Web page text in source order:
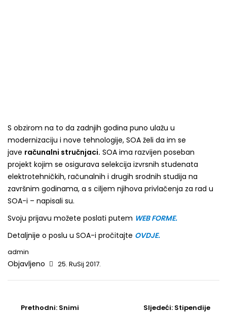
S obzirom na to da zadnjih godina puno ulažu u
modernizaciju i nove tehnologije, SOA želi da im se
jave računalni stručnjaci. SOA ima razvijen poseban
projekt kojim se osigurava selekcija izvrsnih studenata
elektrotehničkih, računalnih i drugih srodnih studija na
završnim godinama, a s ciljem njihova privlačenja za rad u
SOA-i – napisali su.
Svoju prijavu možete poslati putem WEB FORME.
Detaljnije o poslu u SOA-i pročitajte OVDJE.
admin
Objavljeno 25. RuSij 2017.
navigation
Prethodni: Prethodni
Snimi
Sljedeći: Sljedeći
Stipendije